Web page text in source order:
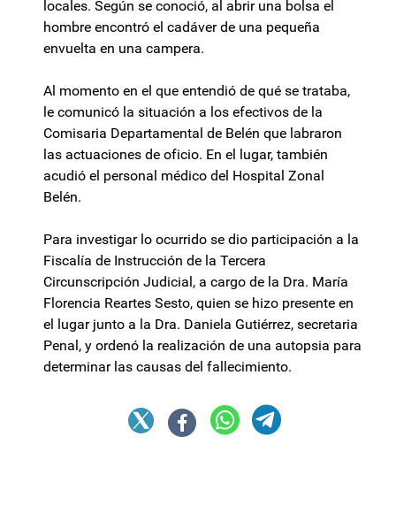
locales. Según se conoció, al abrir una bolsa el
hombre encontró el cadáver de una pequeña
envuelta en una campera.
Al momento en el que entendió de qué se trataba,
le comunicó la situación a los efectivos de la
Comisaria Departamental de Belén que labraron
las actuaciones de oficio. En el lugar, también
acudió el personal médico del Hospital Zonal
Belén.
Para investigar lo ocurrido se dio participación a la
Fiscalía de Instrucción de la Tercera
Circunscripción Judicial, a cargo de la Dra. María
Florencia Reartes Sesto, quien se hizo presente en
el lugar junto a la Dra. Daniela Gutiérrez, secretaria
Penal, y ordenó la realización de una autopsia para
determinar las causas del fallecimiento.